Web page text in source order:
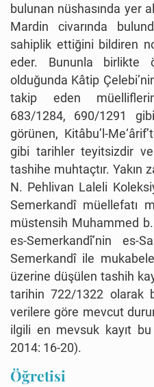
bulunan nüshasında yer
Mardin civarında
sahiplik ettiğini bildiren
eder. Bununla birlikte
olduğunda Kâtip
takip eden
683/1284, 690/1291
görünen, Kitâbu’l-
gibi tarihler teyitsizdir ve
tashihe muhtaçtır. Yakın
N. Pehlivan Laleli
Semerkandî müellefatı
müstensih Muhammed
es-Semerkandî’nin es-
Semerkandî ile
üzerine düşülen tashih
tarihin 722/1322 olarak
verilere göre mevcut
ilgili en mevsuk kayıt
2014: 16-20).
Öğretisi